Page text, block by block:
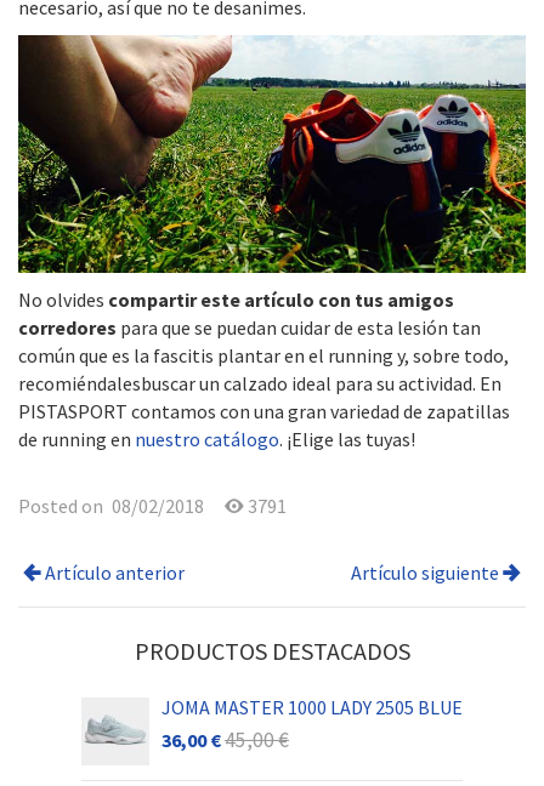
necesario, así que no te desanimes.
No olvides compartir este artículo con tus amigos
corredores para que se puedan cuidar de esta lesión tan
común que es la fascitis plantar en el running y, sobre todo,
recomiéndalesbuscar un calzado ideal para su actividad. En
PISTASPORT contamos con una gran variedad de zapatillas
de running en nuestro catálogo. ¡Elige las tuyas!
Posted on 08/02/2018 3791
Artículo anterior Artículo siguiente
PRODUCTOS DESTACADOS
JOMA MASTER 1000 LADY 2505 BLUE
36,00 €45,00 €